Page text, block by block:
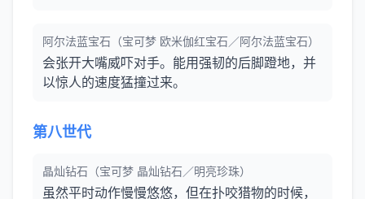
阿尔法蓝宝石（宝可梦 欧米伽红宝石／阿尔法蓝宝石）
会张开大嘴威吓对手。能用强韧的后脚蹬地，并
以惊人的速度猛撞过来。
第八世代
晶灿钻石（宝可梦 晶灿钻石／明亮珍珠）
虽然平时动作慢慢悠悠，但在扑咬猎物的时候，